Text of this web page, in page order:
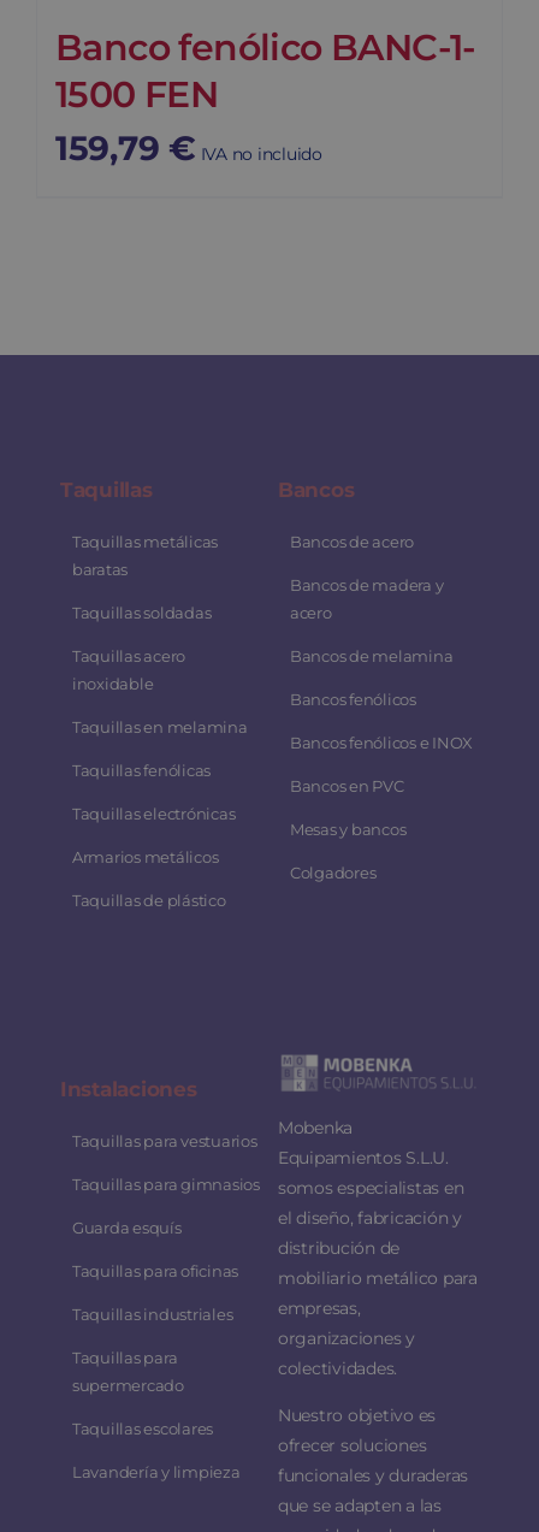
Banco fenólico BANC-1-
1500 FEN
159,79 € IVA no incluido
Taquillas
Taquillas metálicas
baratas
Taquillas soldadas
Taquillas acero
inoxidable
Taquillas en melamina
Taquillas fenólicas
Taquillas electrónicas
Armarios metálicos
Taquillas de plástico
Bancos
Bancos de acero
Bancos de madera y
acero
Bancos de melamina
Bancos fenólicos
Bancos fenólicos e INOX
Bancos en PVC
Mesas y bancos
Colgadores
Instalaciones
Taquillas para vestuarios
Taquillas para gimnasios
Guarda esquís
Taquillas para oficinas
Taquillas industriales
Taquillas para
supermercado
Taquillas escolares
Lavandería y limpieza
Mobenka
Equipamientos S.L.U.
somos especialistas en
el diseño, fabricación y
distribución de
mobiliario metálico para
empresas,
organizaciones y
colectividades.
Nuestro objetivo es
ofrecer soluciones
funcionales y duraderas
que se adapten a las